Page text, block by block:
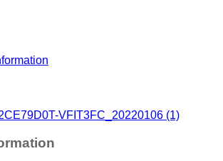
VFIT3FC_20220106 (1)